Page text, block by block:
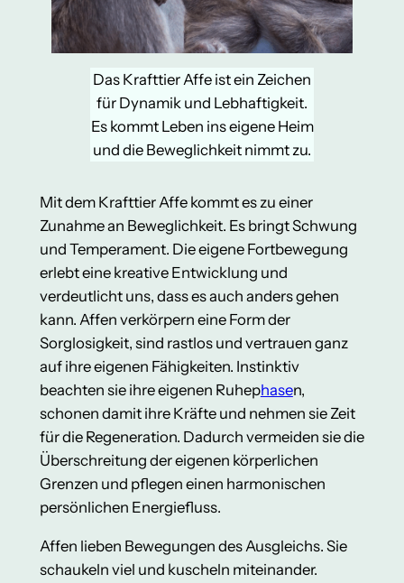
Das Krafttier Affe ist ein Zeichen
für Dynamik und Lebhaftigkeit.
Es kommt Leben ins eigene Heim
und die Beweglichkeit nimmt zu.
Mit dem Krafttier Affe kommt es zu einer
Zunahme an Beweglichkeit. Es bringt Schwung
und Temperament. Die eigene Fortbewegung
erlebt eine kreative Entwicklung und
verdeutlicht uns, dass es auch anders gehen
kann. Affen verkörpern eine Form der
Sorglosigkeit, sind rastlos und vertrauen ganz
auf ihre eigenen Fähigkeiten. Instinktiv
beachten sie ihre eigenen Ruhephasen,
schonen damit ihre Kräfte und nehmen sie Zeit
für die Regeneration. Dadurch vermeiden sie die
Überschreitung der eigenen körperlichen
Grenzen und pflegen einen harmonischen
persönlichen Energiefluss.
Affen lieben Bewegungen des Ausgleichs. Sie
schaukeln viel und kuscheln miteinander.